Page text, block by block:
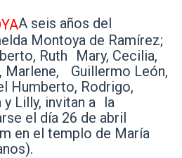
A seis años del
Montoya de Ramírez;
Ruth Mary, Cecilia,
Marlene, Guillermo León,
Humberto, Rodrigo,
Lilly, invitan a la
el día 26 de abril
en el templo de María